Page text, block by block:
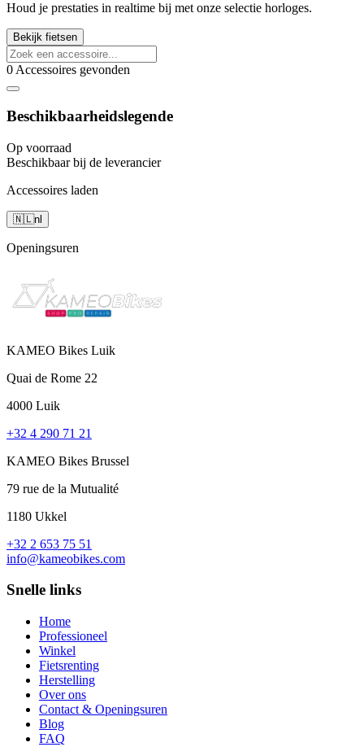
Houd je prestaties in realtime bij met onze selectie horloges.
Bekijk fietsen
0 Accessoires gevonden
Beschikbaarheidslegende
Op voorraad
Beschikbaar bij de leverancier
Accessoires laden
🇳🇱nl
Openingsuren
KAMEO Bikes Luik
Quai de Rome 22
4000 Luik
+32 4 290 71 21
KAMEO Bikes Brussel
79 rue de la Mutualité
1180 Ukkel
+32 2 653 75 51
info@kameobikes.com
Snelle links
Home
Professioneel
Winkel
Fietsrenting
Herstelling
Over ons
Contact & Openingsuren
Blog
FAQ